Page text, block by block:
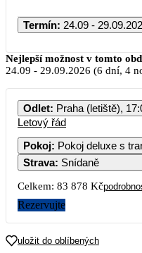
Termín: 24.09 -
PO ÚT ST
55 809 35
7 8
14
50 789
21
44 029
22
49 639
Nejlepší možnost v tomto
24.09 - 29.09.2026 (6 dní, 4
Odlet: Praha (letiště),
Letový řád
Pokoj:
Pokoj
Strava: Snídaně
Celkem: 83 878 Kč
Rezervujte
uložit do oblíbených